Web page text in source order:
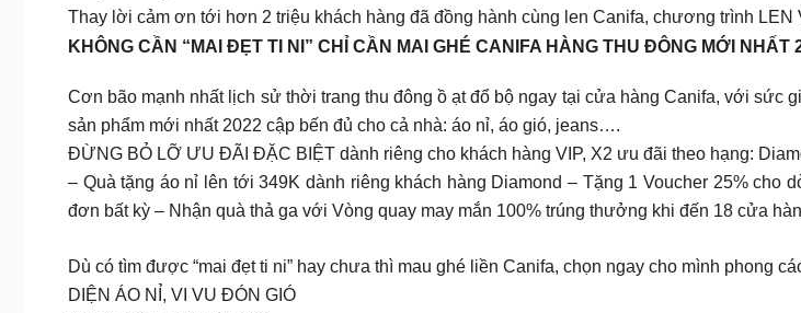
Thay lời cảm ơn tới hơn 2 triệu khách hàng đã đồng hành cùng len Canifa, chương trình
KHÔNG CẦN “MAI ĐẸT TI NI” CHỈ CẦN MAI GHÉ CANIFA HÀNG THU ĐÔNG MỚI NHẤT
Cơn bão mạnh nhất lịch sử thời trang thu đông ồ ạt đổ bộ ngay tại cửa hàng Canifa, với sức
sản phẩm mới nhất 2022 cập bến đủ cho cả nhà: áo nỉ, áo gió, jeans….
ĐỪNG BỎ LỠ ƯU ĐÃI ĐẶC BIỆT dành riêng cho khách hàng VIP, X2 ưu đãi theo hạng:
– Quà tặng áo nỉ lên tới 349K dành riêng khách hàng Diamond – Tặng 1 Voucher 25%
đơn bất kỳ – Nhận quà thả ga với Vòng quay may mắn 100% trúng thưởng khi đến 18 cửa
Dù có tìm được “mai đẹt ti ni” hay chưa thì mau ghé liền Canifa, chọn ngay cho mình phong
DIỆN ÁO NỈ, VI VU ĐÓN GIÓ